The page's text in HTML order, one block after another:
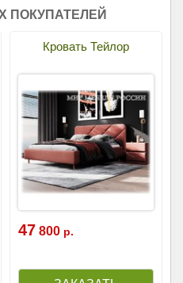
ПОКУПАТЕЛЕЙ
Кровать Тейлор
47 800 р.